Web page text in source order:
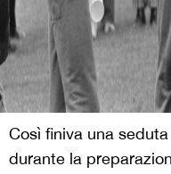
Così finiva una
durante la